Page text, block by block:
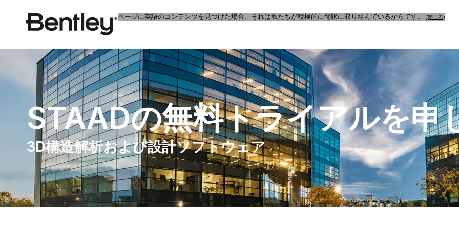
ページに英語のコンテンツを見つけた場合、それは私たちが積極的に翻訳に取り組んでいるからです。 (閉じる)
STAADの無料トライアルを申
3D構造解析および設計ソフトウェア